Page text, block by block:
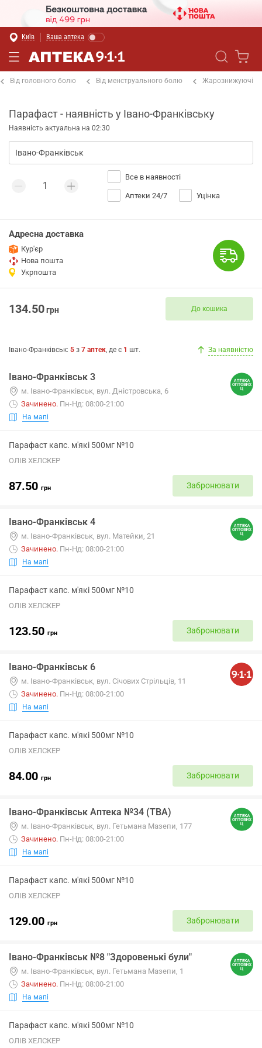
Київ Ваша аптека
Від головного болю Від менструального болю Жарознижуючі
Парафаст - наявність у Івано-Франківську
Наявність актуальна на 02:30
Все в наявності
Аптеки 24/7 Уцінка
Адресна доставка
Кур'єр
Нова пошта
Укрпошта
134.50грн До кошика
Івано-Франківськ: 5 з 7 аптек, де є 1 шт. За наявністю
Івано-Франківськ 3
м. Івано-Франківськ, вул. Дністровська, 6
Зачинено. Пн-Нд: 08:00-21:00
На мапі
Парафаст капс. м'які 500мг №10
ОЛІВ ХЕЛСКЕР
87.50 грн Забронювати
Івано-Франківськ 4
м. Івано-Франківськ, вул. Матейки, 21
Зачинено. Пн-Нд: 08:00-21:00
На мапі
Парафаст капс. м'які 500мг №10
ОЛІВ ХЕЛСКЕР
123.50 грн Забронювати
Івано-Франківськ 6
м. Івано-Франківськ, вул. Січових Стрільців, 11
Зачинено. Пн-Нд: 08:00-21:00
На мапі
Парафаст капс. м'які 500мг №10
ОЛІВ ХЕЛСКЕР
84.00 грн Забронювати
Івано-Франківськ Аптека №34 (ТВА)
м. Івано-Франківськ, вул. Гетьмана Мазепи, 177
Зачинено. Пн-Нд: 08:00-21:00
На мапі
Парафаст капс. м'які 500мг №10
ОЛІВ ХЕЛСКЕР
129.00 грн Забронювати
Івано-Франківськ №8 "Здоровенькі були"
м. Івано-Франківськ, вул. Гетьмана Мазепи, 1
Зачинено. Пн-Нд: 08:00-21:00
На мапі
Парафаст капс. м'які 500мг №10
ОЛІВ ХЕЛСКЕР